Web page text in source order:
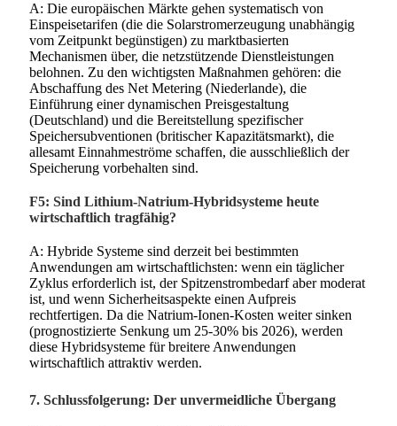
A: Die europäischen Märkte gehen systematisch von
Einspeisetarifen (die die Solarstromerzeugung unabhängig
vom Zeitpunkt begünstigen) zu marktbasierten
Mechanismen über, die netzstützende Dienstleistungen
belohnen. Zu den wichtigsten Maßnahmen gehören: die
Abschaffung des Net Metering (Niederlande), die
Einführung einer dynamischen Preisgestaltung
(Deutschland) und die Bereitstellung spezifischer
Speichersubventionen (britischer Kapazitätsmarkt), die
allesamt Einnahmeströme schaffen, die ausschließlich der
Speicherung vorbehalten sind.
F5: Sind Lithium-Natrium-Hybridsysteme heute
wirtschaftlich tragfähig?
A: Hybride Systeme sind derzeit bei bestimmten
Anwendungen am wirtschaftlichsten: wenn ein täglicher
Zyklus erforderlich ist, der Spitzenstrombedarf aber moderat
ist, und wenn Sicherheitsaspekte einen Aufpreis
rechtfertigen. Da die Natrium-Ionen-Kosten weiter sinken
(prognostizierte Senkung um 25-30% bis 2026), werden
diese Hybridsysteme für breitere Anwendungen
wirtschaftlich attraktiv werden.
7. Schlussfolgerung: Der unvermeidliche Übergang